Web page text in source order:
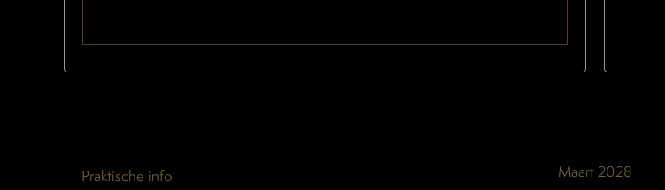
Praktische info
Maart 2028